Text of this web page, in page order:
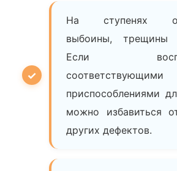
На ступенях
выбоины, трещины
Если
соответствующими
приспособлениями
можно избавиться
других дефектов.